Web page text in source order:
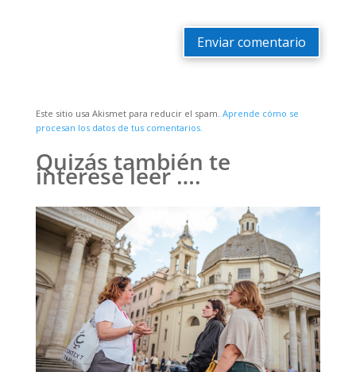
Enviar comentario
Este sitio usa Akismet para reducir el spam. Aprende cómo se
procesan los datos de tus comentarios.
Quizás también te
interese leer ….